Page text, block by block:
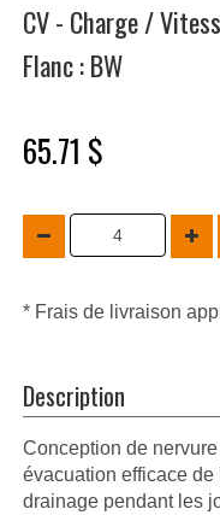
CV - Charge /
Flanc : BW
65.71 $
* Frais de livraison
Description
Conception de
évacuation efficace
drainage pendant les